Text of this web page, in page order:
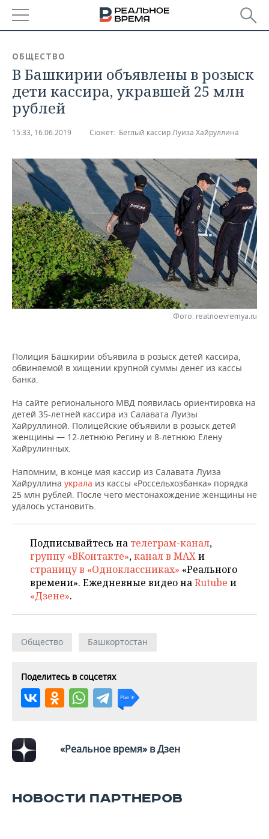
БАШКОРТОСТАН
ТАТАРСТАН
НОВОСТИ
АНАЛИТИКА
КОРОЛИ ГОСЗАКАЗА ПФО
ВУЗЫ ТАТАРСТАНА
КОМУ ПРИНАДЛЕЖАТ
ТОРГОВЫЕ ЦЕНТРЫ
ТАТАРСТАНА
ФИНАНСЫ
БАНКИ
БЮДЖЕТ
ИНВЕСТИЦИИ
НОВОСТИ
ПРОМЫШЛЕННОСТИ
АГРОПРОМ
МАШИНОСТРОЕНИЕ
НЕФТЕХИМИЯ
НЕФТЬ
ЭНЕРГЕТИКА
НЕДВИЖИМОСТЬ
НОВОСТИ НЕДВИЖИМОСТИ
АВТО
НОВОСТИ АВТО
БИЗНЕС
НОВОСТИ БИЗНЕСА
РОЗНИЧНАЯ ТОРГОВЛЯ
ТЕХНОЛОГИИ
НОВОСТИ ТЕХНОЛОГИЙ
ТЕЛЕКОММУНИКАЦИИ
МЕРОПРИЯТИЯ
БИЗНЕС-БРАНЧИ
ONLINE-КОНФЕРЕНЦИИ
ОТКРЫТАЯ ЛЕКЦИЯ
ФУТБОЛ
ХОККЕЙ
БАСКЕТБОЛ
ВОЛЕЙБОЛ
КИБЕРСПОРТ
ФИГУРНОЕ КАТАНИЕ
ВОДНЫЕ ВИДЫ СПОРТА
ХОККЕЙ С МЯЧОМ
НОВОСТИ ОБЩЕСТВА
ВЛАСТЬ
ИНФРАСТРУКТУРА
ИСТОРИЯ
КУЛЬТУРА
МЕДИЦИНА
ОБРАЗОВАНИЕ
ПРОИСШЕСТВИЯ
ФОТОГАЛЕРЕЯ
СЮЖЕТЫ
СПРАВОЧНИК
СПИСОК ПЕРСОН
СПИСОК КОМПАНИЙ
ОБЩЕСТВО
В Башкирии объявлены в розыск
дети кассира, укравшей 25 млн
рублей
15:33, 16.06.2019 Сюжет: Беглый кассир Луиза Хайруллина
Фото: realnoevremya.ru
Полиция Башкирии объявила в розыск детей кассира,
обвиняемой в хищении крупной суммы денег из кассы
банка.
На сайте регионального МВД появилась ориентировка на
детей 35-летней кассира из Салавата Луизы
Хайруллиной. Полицейские объявили в розыск детей
женщины — 12-летнюю Регину и 8-летнюю Елену
Хайрулинных.
Напомним, в конце мая кассир из Салавата Луиза
Хайруллина украла из кассы «Россельхозбанка» порядка
25 млн рублей. После чего местонахождение женщины не
удалось установить.
Подписывайтесь на телеграм-канал,
группу «ВКонтакте»,канал в MAXи
страницу в «Одноклассниках» «Реального
времени». Ежедневные видео наRutube и
«Дзене».
Общество Башкортостан
Поделитесь в соцсетях
«Реальное время» в Дзен
НОВОСТИ ПАРТНЕРОВ